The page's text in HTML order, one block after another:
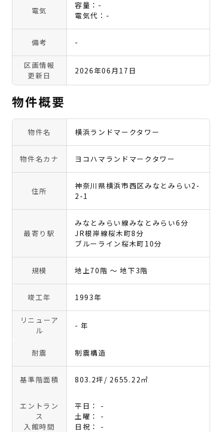
電気
容量：-
電気代：-
備考 -
区画情報
更新日
2026年06月17日
物件概要
物件名 横浜ランドマークタワー
物件名カナ ヨコハマランドマークタワー
住所
神奈川県横浜市西区みなとみらい2-
2-1
最寄り駅
みなとみらい線みなとみらい6分
JR根岸線桜木町8分
ブルーライン桜木町10分
規模 地上70階 〜 地下3階
竣工年 1993年
リニューア
ル
- 年
耐震 制震構造
基準階面積 803.2坪 / 2655.22㎡
エントラン
ス
入館時間
平日： -
土曜： -
日祝： -